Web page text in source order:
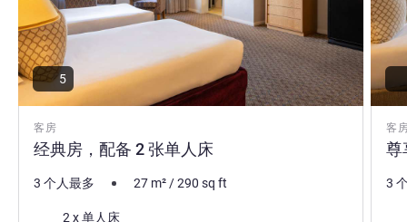
客房
经典房，配备 2 张单人床
5
3 个人最多 27 m²/290 sq ft
床上用品2 x 单人床
客
尊
3